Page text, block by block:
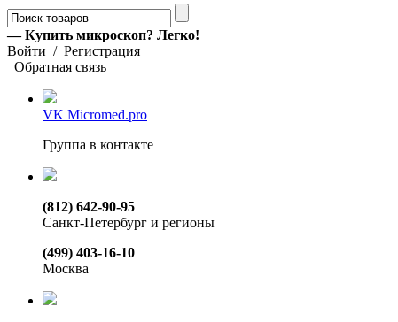
— Купить микроскоп? Легко!
Войти / Регистрация
Обратная связь
VK Micromed.pro
Группа в контакте
(812) 642-90-95
Санкт-Петербург и регионы
(499) 403-16-10
Москва